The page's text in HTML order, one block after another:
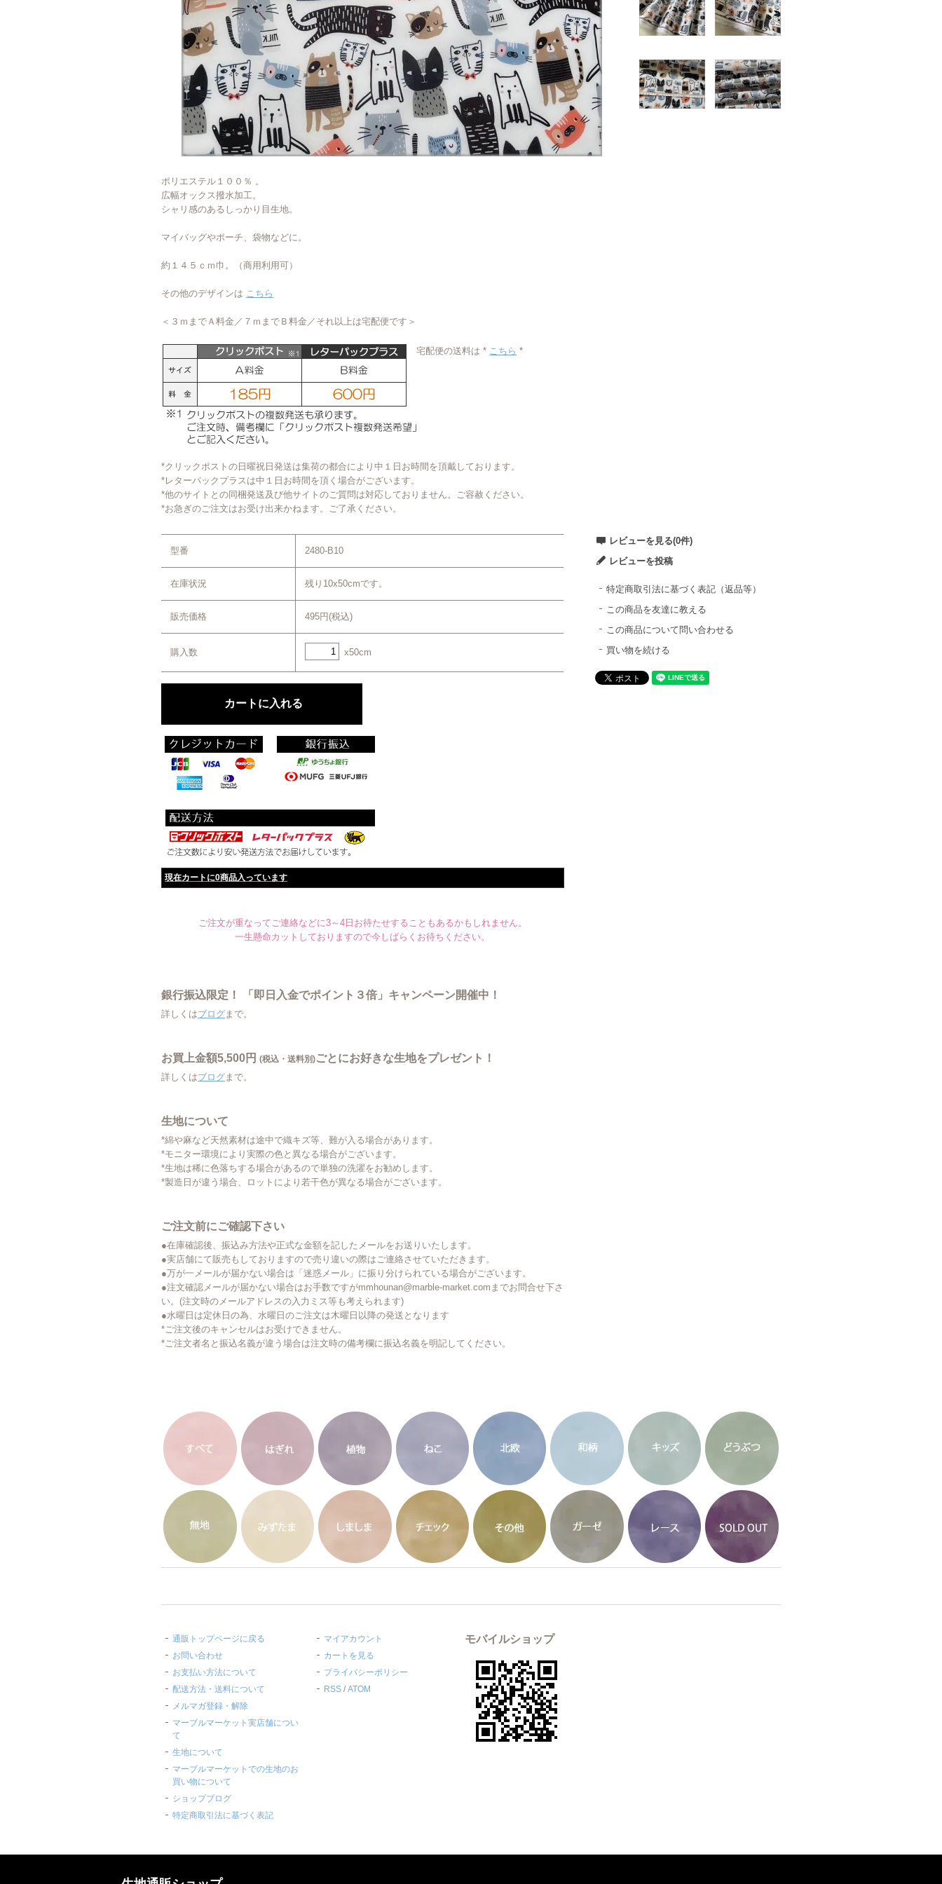
ポリエステル１００％ 。
広幅オックス撥水加工。
シャリ感のあるしっかり目生地。
マイバッグやポーチ、袋物などに。
約１４５ｃｍ巾。（商用利用可）
その他のデザインは こちら
＜３ｍまでＡ料金／７ｍまでＢ料金／それ以上は宅配便です＞
宅配便の送料は * こちら *
*クリックポストの日曜祝日発送は集荷の都合により中１日お時間を頂戴しております。
*レターパックプラスは中１日お時間を頂く場合がございます。
*他のサイトとの同梱発送及び他サイトのご質問は対応しておりません。ご容赦ください。
*お急ぎのご注文はお受け出来かねます。ご了承ください。
型番 2480-B10
在庫状況 残り10x50cmです。
販売価格 495円(税込)
購入数 x50cm
現在カートに0商品入っています
ご注文が重なってご連絡などに3～4日お待たせすることもあるかもしれません。
一生懸命カットしておりますので今しばらくお待ちください。
銀行振込限定！ 「即日入金でポイント３倍」キャンペーン開催中！
詳しくはブログまで。
お買上金額5,500円(税込・送料別)ごとにお好きな生地をプレゼント！
詳しくはブログまで。
生地について
*綿や麻など天然素材は途中で織キズ等、難が入る場合があります。
*モニター環境により実際の色と異なる場合がございます。
*生地は稀に色落ちする場合があるので単独の洗濯をお勧めします。
*製造日が違う場合、ロットにより若干色が異なる場合がございます。
ご注文前にご確認下さい
●在庫確認後、振込み方法や正式な金額を記したメールをお送りいたします。
●実店舗にて販売もしておりますので売り違いの際はご連絡させていただきます。
●万が一メールが届かない場合は「迷惑メール」に振り分けられている場合がございます。
●注文確認メールが届かない場合はお手数ですがmmhounan@marble-market.comまでお問合せ下さ
い。(注文時のメールアドレスの入力ミス等も考えられます)
●水曜日は定休日の為、水曜日のご注文は木曜日以降の発送となります
*ご注文後のキャンセルはお受けできません。
*ご注文者名と振込名義が違う場合は注文時の備考欄に振込名義を明記してください。
レビューを見る(0件)
レビューを投稿
特定商取引法に基づく表記（返品等）
この商品を友達に教える
この商品について問い合わせる
買い物を続ける
通販トップページに戻る
お問い合わせ
お支払い方法について
配送方法・送料について
メルマガ登録・解除
マーブルマーケット実店舗につい
て
生地について
マーブルマーケットでの生地のお
買い物について
ショップブログ
特定商取引法に基づく表記
マイアカウント
カートを見る
プライバシーポリシー
RSS /ATOM
モバイルショップ